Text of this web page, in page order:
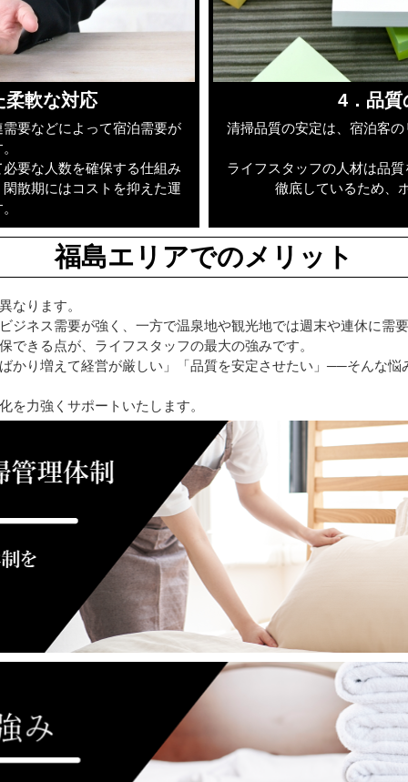
柔軟な対応
要などによって宿泊需要が
要な人数を確保する仕組み
散期にはコストを抑えた運
4．品質
清掃品質の安定は、宿泊客
ライフスタッフの人材は品
徹底しているため、
福島エリアでのメリット
なります。
ジネス需要が強く、一方で温泉地や観光地では週末や連休に需
きる点が、ライフスタッフの最大の強みです。
かり増えて経営が厳しい」「品質を安定させたい」──そんな
を力強くサポートいたします。